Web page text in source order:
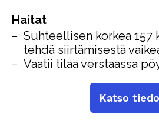
Haitat
Suhteellisen korkea 157
tehdä siirtämisestä
Vaatii tilaa verstaassa
Katso